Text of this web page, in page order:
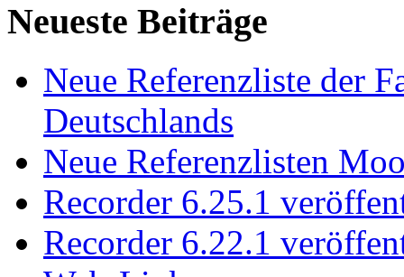
Neueste Beiträge
Neue Referenzliste der
Deutschlands
Neue Referenzlisten
Recorder 6.25.1
Recorder 6.22.1